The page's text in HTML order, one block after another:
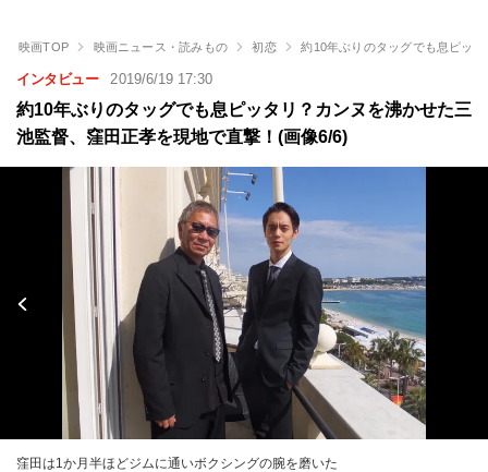
映画TOP 映画ニュース・読みもの 初恋 約10年ぶりのタッグでも息ピッ
インタビュー 2019/6/19 17:30
約10年ぶりのタッグでも息ピッタリ？カンヌを沸かせた三
池監督、窪田正孝を現地で直撃！(画像6/6)
窪田は1か月半ほどジムに通いボクシングの腕を磨いた